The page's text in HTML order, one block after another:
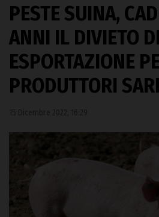
PESTE SUINA,
ANNI IL DIVIETO DI
ESPORTAZIONE
PRODUTTORI